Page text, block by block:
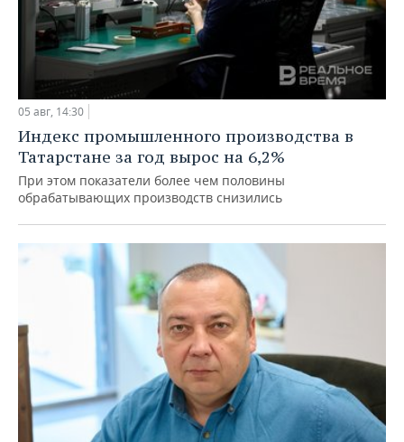
05 авг, 14:30
Индекс промышленного производства в
Татарстане за год вырос на 6,2%
При этом показатели более чем половины
обрабатывающих производств снизились